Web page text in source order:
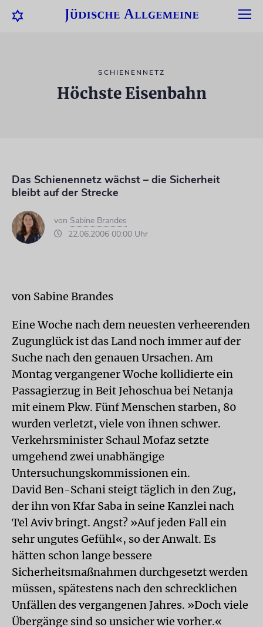
SCHIENENNETZ
Höchste Eisenbahn
Das Schienennetz wächst – die Sicherheit
bleibt auf der Strecke
von Sabine Brandes
22.06.2006 00:00 Uhr
von Sabine Brandes
Eine Woche nach dem neuesten verheerenden
Zugunglück ist das Land noch immer auf der
Suche nach den genauen Ursachen. Am
Montag vergangener Woche kollidierte ein
Passagierzug in Beit Jehoschua bei Netanja
mit einem Pkw. Fünf Menschen starben, 80
wurden verletzt, viele von ihnen schwer.
Verkehrsminister Schaul Mofaz setzte
umgehend zwei unabhängige
Untersuchungskommissionen ein.
David Ben-Schani steigt täglich in den Zug,
der ihn von Kfar Saba in seine Kanzlei nach
Tel Aviv bringt. Angst? »Auf jeden Fall ein
sehr ungutes Gefühl«, so der Anwalt. Es
hätten schon lange bessere
Sicherheitsmaßnahmen durchgesetzt werden
müssen, spätestens nach den schrecklichen
Unfällen des vergangenen Jahres. »Doch viele
Übergänge sind so unsicher wie vorher.«